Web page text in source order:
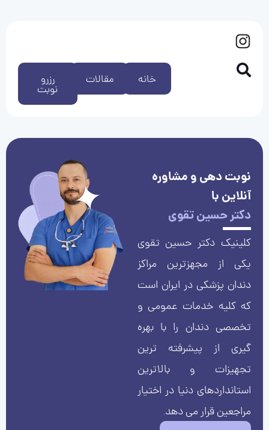
رزرو
نوبت
مقالات خانه
نوبت دهی و مشاوره
آنلاین با
دکتر حسین تقوی
کلینیک دکتر حسین تقوی
یکی از مجهزترین مراکز
دندان پزشکی در ایران است
که کلیه خدمات عمومی و
تخصصی دندان را با بهره
گیری از پیشرفته ترین
تجهیزات و بالاترین
استانداردهای دنیا در اختیار
مراجعین قرار می دهد.